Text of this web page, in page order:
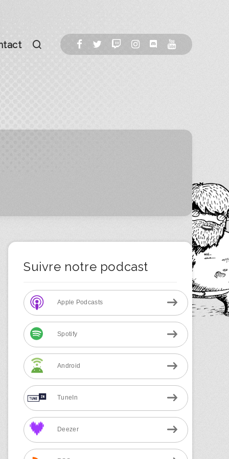
Suivre notre podcast
Apple Podcasts
Spotify
Android
TuneIn
Deezer